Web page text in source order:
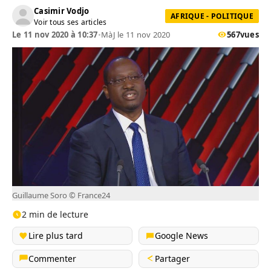
Casimir Vodjo
Voir tous ses articles
AFRIQUE - POLITIQUE
Le 11 nov 2020 à 10:37•MàJ le 11 nov 2020 567vues
Guillaume Soro © France24
2 min de lecture
Lire plus tard
Google News
Commenter
Partager